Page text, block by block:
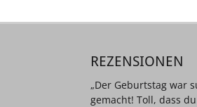
REZENSIONEN
„Der Geburtstag war
gemacht! Toll, dass